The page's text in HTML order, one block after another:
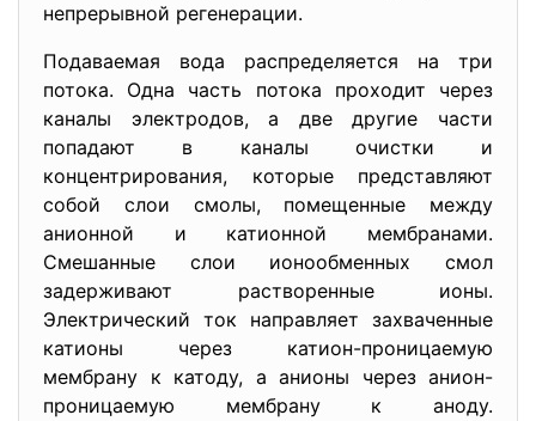
непрерывной регенерации.
Подаваемая вода распределяется на три
потока. Одна часть потока проходит через
каналы электродов, а две другие части
попадают в каналы очистки и
концентрирования, которые представляют
собой слои смолы, помещенные между
анионной и катионной мембранами.
Смешанные слои ионообменных смол
задерживают растворенные ионы.
Электрический ток направляет захваченные
катионы через катион-проницаемую
мембрану к катоду, а анионы через анион-
проницаемую мембрану к аноду.